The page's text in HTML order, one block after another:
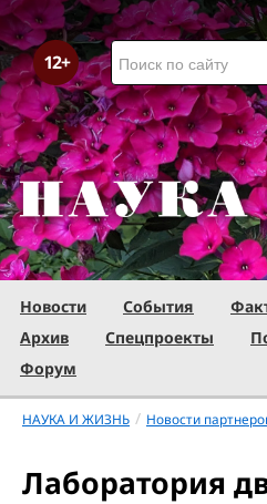
Новости События
Архив
Спецпроекты
Форум
НАУКА И ЖИЗНЬ / Новости
Лаборатория